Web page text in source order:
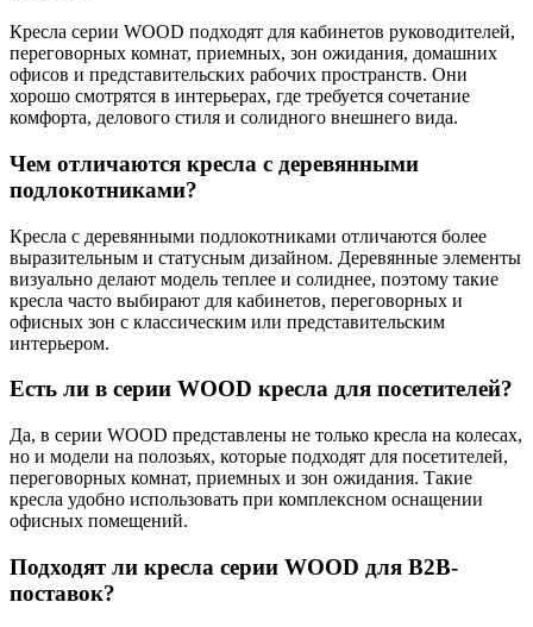
Кресла серии WOOD подходят для кабинетов руководителей,
переговорных комнат, приемных, зон ожидания, домашних
офисов и представительских рабочих пространств. Они
хорошо смотрятся в интерьерах, где требуется сочетание
комфорта, делового стиля и солидного внешнего вида.
Чем отличаются кресла с деревянными
подлокотниками?
Кресла с деревянными подлокотниками отличаются более
выразительным и статусным дизайном. Деревянные элементы
визуально делают модель теплее и солиднее, поэтому такие
кресла часто выбирают для кабинетов, переговорных и
офисных зон с классическим или представительским
интерьером.
Есть ли в серии WOOD кресла для посетителей?
Да, в серии WOOD представлены не только кресла на колесах,
но и модели на полозьях, которые подходят для посетителей,
переговорных комнат, приемных и зон ожидания. Такие
кресла удобно использовать при комплексном оснащении
офисных помещений.
Подходят ли кресла серии WOOD для B2B-
поставок?